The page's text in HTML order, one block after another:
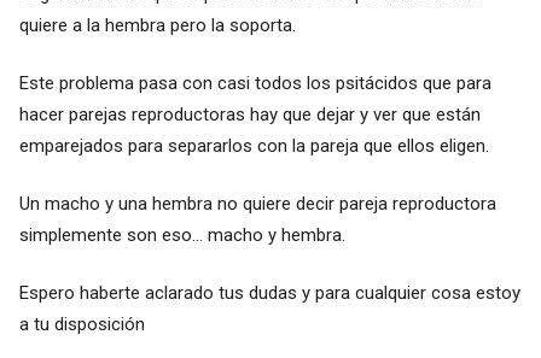
quiere a la hembra pero la soporta.
Este problema pasa con casi todos los psitácidos que para
hacer parejas reproductoras hay que dejar y ver que están
emparejados para separarlos con la pareja que ellos eligen.
Un macho y una hembra no quiere decir pareja reproductora
simplemente son eso... macho y hembra.
Espero haberte aclarado tus dudas y para cualquier cosa estoy
a tu disposición